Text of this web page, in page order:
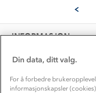
20
2026
INFORMASJON
Bedrift, barnehage og
Presse
OM OSS
Samarbeide med oss?
TIPS OG RÅD
Store størrelser
Turmat oppskrifter
Beredskap
Få turinspirasjon og
Overnatte utendørs⛺
Leirskole 🥾
Barnehageansatt
Din data, ditt valg.
For å forbedre
informasjonskapsler